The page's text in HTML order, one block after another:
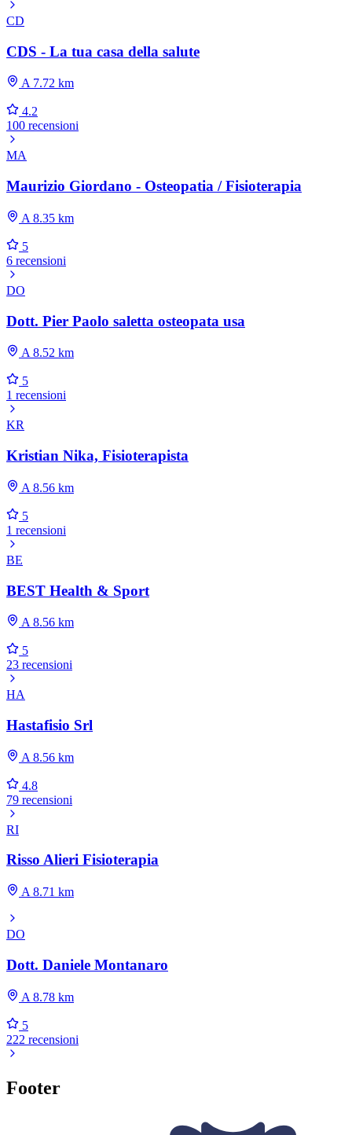
CD
CDS - La tua casa della salute
A 7.72 km
4.2
100 recensioni
MA
Maurizio Giordano - Osteopatia / Fisioterapia
A 8.35 km
5
6 recensioni
DO
Dott. Pier Paolo saletta osteopata usa
A 8.52 km
5
1 recensioni
KR
Kristian Nika, Fisioterapista
A 8.56 km
5
1 recensioni
BE
BEST Health & Sport
A 8.56 km
5
23 recensioni
HA
Hastafisio Srl
A 8.56 km
4.8
79 recensioni
RI
Risso Alieri Fisioterapia
A 8.71 km
DO
Dott. Daniele Montanaro
A 8.78 km
5
222 recensioni
Footer